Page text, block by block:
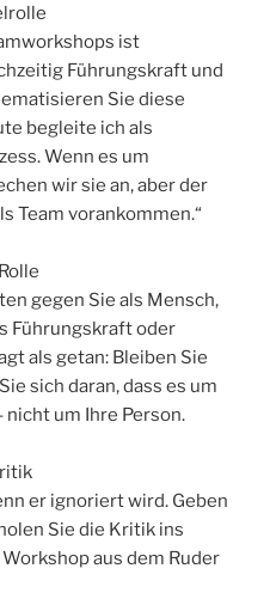
ist
Führungskraft und
Sie diese
begleite ich als
Wenn es um
wir sie an, aber der
Team vorankommen.“
gegen Sie als Mensch,
Führungskraft oder
als getan: Bleiben Sie
sich daran, dass es um
nicht um Ihre Person.
er ignoriert wird. Geben
Sie die Kritik ins
aus dem Ruder